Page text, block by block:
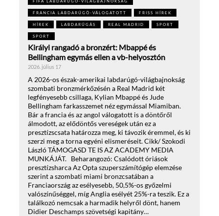
FIFA LABDARÚGÓ-VILÁGBAJNOKSÁG
FRANCIA LABDARÚGÓ-VÁLOGATOTT FRISS HÍREK
HÍREK LABDARÚGÁS REAL MADRID SPORT
SPORT
Királyi rangadó a bronzért: Mbappé és
Bellingham egymás ellen a vb-helyosztón
2026. július 17
A 2026-os észak-amerikai labdarúgó-világbajnokság
szombati bronzmérkőzésén a Real Madrid két
legfényesebb csillaga, Kylian Mbappé és Jude
Bellingham farkasszemet néz egymással Miamiban.
Bár a francia és az angol válogatott is a döntőről
álmodott, az elődöntős vereségek után ez a
presztízscsata határozza meg, ki távozik éremmel, és ki
szerzi meg a torna egyéni elismeréseit. Cikk/ Szokodi
László TÁMOGASD TE IS AZ ACADEMY MEDIA
MUNKÁJÁT. Beharangozó: Csalódott óriások
presztízsharca Az Opta szuperszámítógép elemzése
szerint a szombati miami bronzcsatában a
Franciaország az esélyesebb, 50,5%-os győzelmi
valószínűséggel, míg Anglia esélyét 25%-ra teszik. Ez a
találkozó nemcsak a harmadik helyről dönt, hanem
Didier Deschamps szövetségi kapitány…